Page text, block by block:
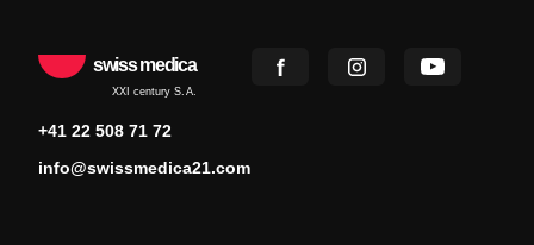
swiss medica
XXI century S.A.
+41 22 508 71 72
info@swissmedica21.com